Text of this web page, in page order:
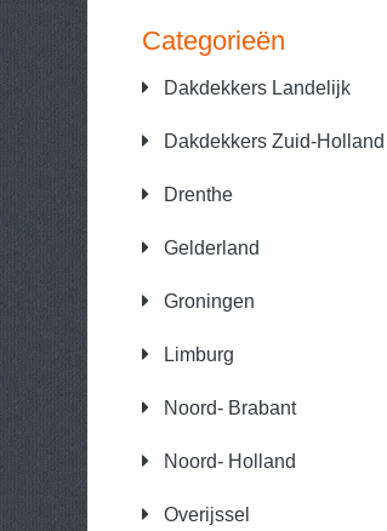
Categorieën
Dakdekkers Landelijk
Dakdekkers Zuid-Holland
Drenthe
Gelderland
Groningen
Limburg
Noord- Brabant
Noord- Holland
Overijssel